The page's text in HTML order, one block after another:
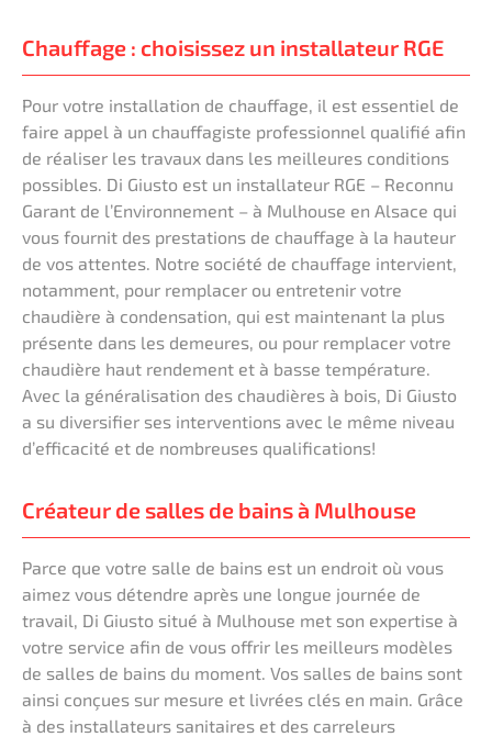
Chauffage : choisissez un installateur RGE
Pour votre installation de chauffage, il est essentiel de
faire appel à un chauffagiste professionnel qualifié afin
de réaliser les travaux dans les meilleures conditions
possibles. Di Giusto est un installateur RGE – Reconnu
Garant de l’Environnement – à Mulhouse en Alsace qui
vous fournit des prestations de chauffage à la hauteur
de vos attentes. Notre société de chauffage intervient,
notamment, pour remplacer ou entretenir votre
chaudière à condensation, qui est maintenant la plus
présente dans les demeures, ou pour remplacer votre
chaudière haut rendement et à basse température.
Avec la généralisation des chaudières à bois, Di Giusto
a su diversifier ses interventions avec le même niveau
d’efficacité et de nombreuses qualifications!
Créateur de salles de bains à Mulhouse
Parce que votre salle de bains est un endroit où vous
aimez vous détendre après une longue journée de
travail, Di Giusto situé à Mulhouse met son expertise à
votre service afin de vous offrir les meilleurs modèles
de salles de bains du moment. Vos salles de bains sont
ainsi conçues sur mesure et livrées clés en main. Grâce
à des installateurs sanitaires et des carreleurs